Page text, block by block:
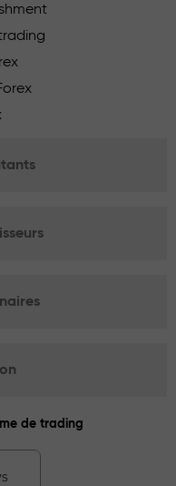
de trading